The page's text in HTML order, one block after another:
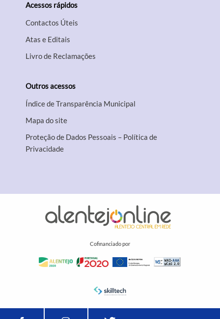
Acessos rápidos
Contactos Úteis
Atas e Editais
Livro de Reclamações
Outros acessos
Índice de Transparência Municipal
Mapa do site
Proteção de Dados Pessoais – Política de
Privacidade
Cofinanciado por